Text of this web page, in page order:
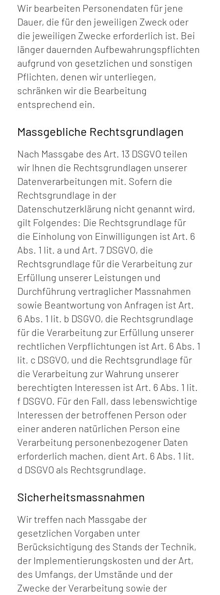
Wir bearbeiten Personendaten für jene
Dauer, die für den jeweiligen Zweck oder
die jeweiligen Zwecke erforderlich ist. Bei
länger dauernden Aufbewahrungspflichten
aufgrund von gesetzlichen und sonstigen
Pflichten, denen wir unterliegen,
schränken wir die Bearbeitung
entsprechend ein.
Massgebliche Rechtsgrundlagen
Nach Massgabe des Art. 13 DSGVO teilen
wir Ihnen die Rechtsgrundlagen unserer
Datenverarbeitungen mit. Sofern die
Rechtsgrundlage in der
Datenschutzerklärung nicht genannt wird,
gilt Folgendes: Die Rechtsgrundlage für
die Einholung von Einwilligungen ist Art. 6
Abs. 1 lit. a und Art. 7 DSGVO, die
Rechtsgrundlage für die Verarbeitung zur
Erfüllung unserer Leistungen und
Durchführung vertraglicher Massnahmen
sowie Beantwortung von Anfragen ist Art.
6 Abs. 1 lit. b DSGVO, die Rechtsgrundlage
für die Verarbeitung zur Erfüllung unserer
rechtlichen Verpflichtungen ist Art. 6 Abs. 1
lit. c DSGVO, und die Rechtsgrundlage für
die Verarbeitung zur Wahrung unserer
berechtigten Interessen ist Art. 6 Abs. 1 lit.
f DSGVO. Für den Fall, dass lebenswichtige
Interessen der betroffenen Person oder
einer anderen natürlichen Person eine
Verarbeitung personenbezogener Daten
erforderlich machen, dient Art. 6 Abs. 1 lit.
d DSGVO als Rechtsgrundlage.
Sicherheitsmassnahmen
Wir treffen nach Massgabe der
gesetzlichen Vorgaben unter
Berücksichtigung des Stands der Technik,
der Implementierungskosten und der Art,
des Umfangs, der Umstände und der
Zwecke der Verarbeitung sowie der